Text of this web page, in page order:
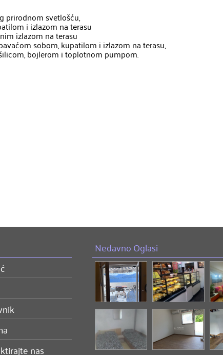
prirodnom svetlošću,
i izlazom na terasu
izlazom na terasu
sobom, kupatilom i izlazom na terasu,
bojlerom i toplotnom pumpom.
nas
Nedavno Oglasi